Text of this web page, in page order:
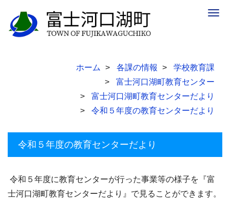
ホーム 各課の情報
学校教育課
富士河口湖町教育センター
富士河口湖町教育センターだより
令和５年度の教育センターだより
令和５年度の教育センターだより
令和５年度に教育センターが行った事業等の様子を『富
士河口湖町教育センターだより』で見ることができます。